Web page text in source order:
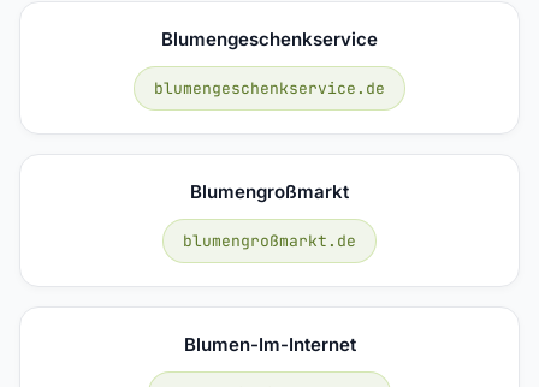
Blumengeschenkservice
blumengeschenkservice.de
Blumengroßmarkt
blumengroßmarkt.de
Blumen-Im-Internet